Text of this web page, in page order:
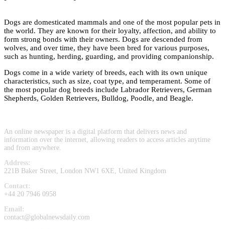
Dogs are domesticated mammals and one of the most popular pets in
the world. They are known for their loyalty, affection, and ability to
form strong bonds with their owners. Dogs are descended from
wolves, and over time, they have been bred for various purposes,
such as hunting, herding, guarding, and providing companionship.
Dogs come in a wide variety of breeds, each with its own unique
characteristics, such as size, coat type, and temperament. Some of
the most popular dog breeds include Labrador Retrievers, German
Shepherds, Golden Retrievers, Bulldog, Poodle, and Beagle.
An online newspaper is a digital platform that delivers news and
information over the internet, allowing readers to access articles anytime
and from anywhere.
Address:
221B Baker Street, London NW1 6XE, United Kingdom
Contact:
+44 20 7946 0958
Email:
contact@globalnewsdaily.com